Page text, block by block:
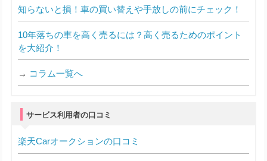
知らないと損！車の買い替えや手放しの前にチェック！
10年落ちの車を高く売るには？高く売るためのポイント
を大紹介！
→ コラム一覧へ
サービス利用者の口コミ
楽天Carオークションの口コミ